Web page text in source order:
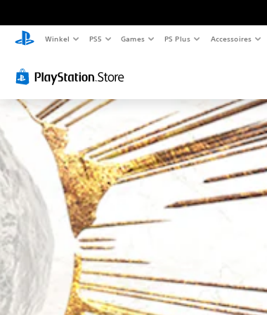
Winkel PS5 Games PS Plus Accessoires